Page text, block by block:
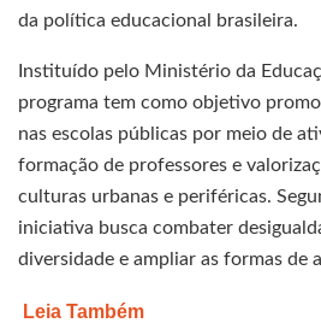
da política educacional brasileira.
Instituído pelo Ministério da
programa tem como objetivo
nas escolas públicas por meio de
formação de professores e
culturas urbanas e periféricas.
iniciativa busca combater
diversidade e ampliar as formas de
Leia Também